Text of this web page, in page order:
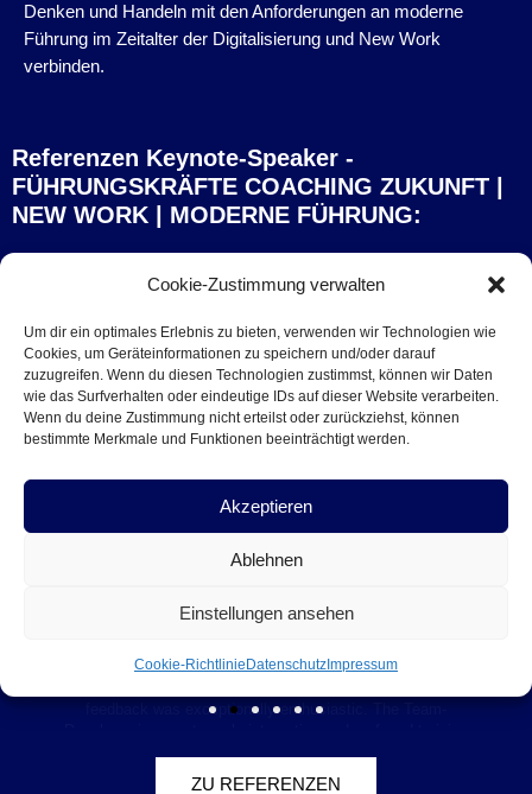
Cookie-Zustimmung verwalten
Um dir ein optimales Erlebnis zu bieten, verwenden wir Technologien wie
Cookies, um Geräteinformationen zu speichern und/oder darauf
zuzugreifen. Wenn du diesen Technologien zustimmst, können wir Daten
wie das Surfverhalten oder eindeutige IDs auf dieser Website verarbeiten.
Wenn du deine Zustimmung nicht erteilst oder zurückziehst, können
bestimmte Merkmale und Funktionen beeinträchtigt werden.
Akzeptieren
Ablehnen
Einstellungen ansehen
Cookie-Richtlinie Datenschutz Impressum
Denken und Handeln mit den Anforderungen an moderne
Führung im Zeitalter der Digitalisierung und New Work
verbinden.
Referenzen Keynote-Speaker -
FÜHRUNGSKRÄFTE COACHING ZUKUNFT |
NEW WORK | MODERNE FÜHRUNG:
Ulrich Rottler, PERI
executives during 2 sessions in September and October. The
feedback was exceptionally enthusiastic. The Team-
Developer is an extremely interesting and profound training
handle their responsibilities in a more structured and positive
ZU REFERENZEN